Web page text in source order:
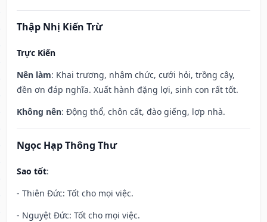
Thập Nhị Kiến Trừ
Trực Kiến
Nên làm: Khai trương, nhậm chức, cưới hỏi, trồng cây,
đền ơn đáp nghĩa. Xuất hành đặng lợi, sinh con rất tốt.
Không nên: Động thổ, chôn cất, đào giếng, lợp nhà.
Ngọc Hạp Thông Thư
Sao tốt:
- Thiên Đức: Tốt cho mọi việc.
- Nguyệt Đức: Tốt cho mọi việc.